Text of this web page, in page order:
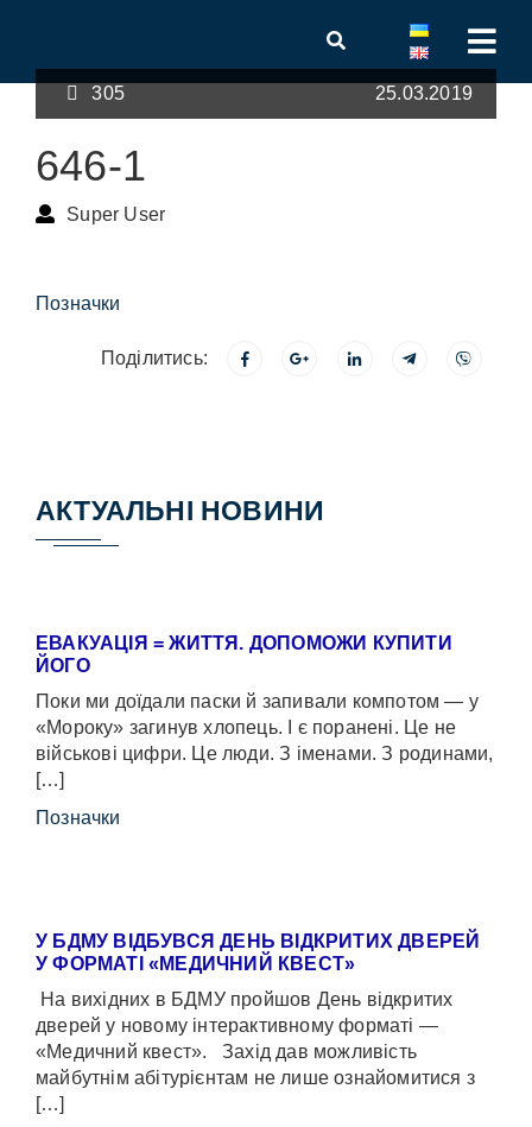
305 25.03.2019
646-1
Super User
Позначки
Поділитись:
АКТУАЛЬНІ НОВИНИ
ЕВАКУАЦІЯ = ЖИТТЯ. ДОПОМОЖИ КУПИТИ
ЙОГО
Поки ми доїдали паски й запивали компотом — у
«Мороку» загинув хлопець. І є поранені. Це не
військові цифри. Це люди. З іменами. З родинами,
[…]
Позначки
У БДМУ ВІДБУВСЯ ДЕНЬ ВІДКРИТИХ ДВЕРЕЙ
У ФОРМАТІ «МЕДИЧНИЙ КВЕСТ»
На вихідних в БДМУ пройшов День відкритих
дверей у новому інтерактивному форматі —
«Медичний квест». Захід дав можливість
майбутнім абітурієнтам не лише ознайомитися з
[…]